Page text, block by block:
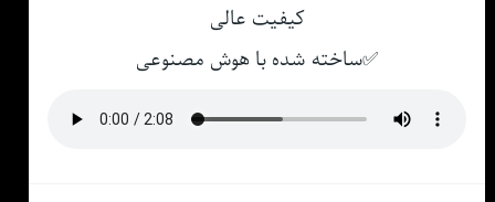
کیفیت عالی
✅ساخته شده با هوش مصنوعی